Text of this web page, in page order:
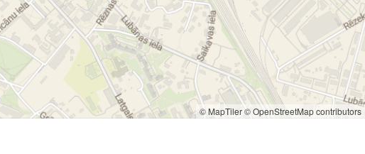
© MapTiler© OpenStreetMap contributors